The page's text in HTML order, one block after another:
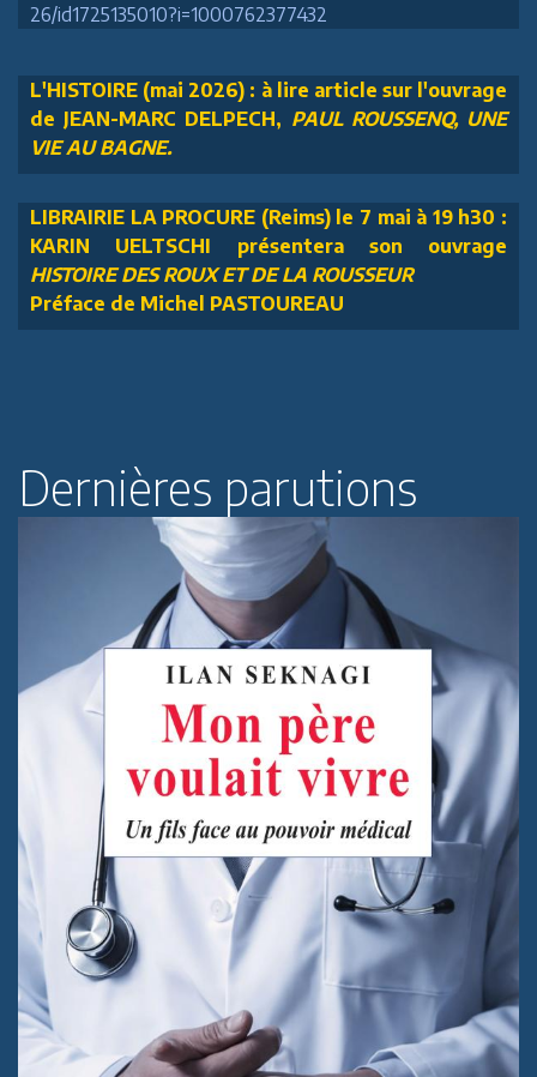
26/id1725135010?i=1000762377432
L'HISTOIRE (mai 2026) : à lire article sur l'ouvrage
de JEAN-MARC DELPECH, PAUL ROUSSENQ, UNE
VIE AU BAGNE.
LIBRAIRIE LA PROCURE (Reims) le 7 mai à 19 h30 :
KARIN UELTSCHI présentera son ouvrage
HISTOIRE DES ROUX ET DE LA ROUSSEUR
Préface de Michel PASTOUREAU
Dernières parutions